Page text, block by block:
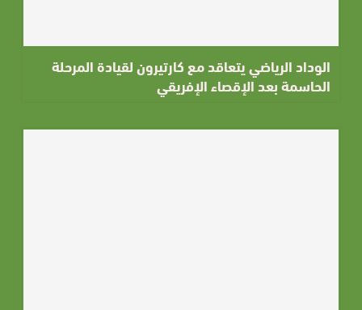
الوداد الرياضي يتعاقد مع كارتيرون لقيادة المرحلة
الحاسمة بعد الإقصاء الإفريقي